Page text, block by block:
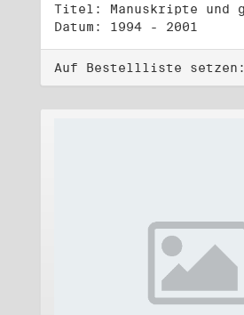
Datum: 1994 - 2001
Auf Bestellliste setzen: